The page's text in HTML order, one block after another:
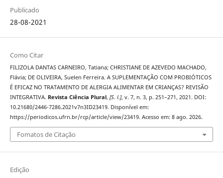
Publicado
28-08-2021
Como Citar
FILIZOLA DANTAS CARNEIRO, Tatiana; CHRISTIANE DE AZEVEDO MACHADO,
Flávia; DE OLIVEIRA, Suelen Ferreira. A SUPLEMENTAÇÃO COM PROBIÓTICOS
É EFICAZ NO TRATAMENTO DE ALERGIA ALIMENTAR EM CRIANÇAS? REVISÃO
INTEGRATIVA. Revista Ciência Plural, [S. l.], v. 7, n. 3, p. 251–271, 2021. DOI:
10.21680/2446-7286.2021v7n3ID23419. Disponível em:
https://periodicos.ufrn.br/rcp/article/view/23419. Acesso em: 8 ago. 2026.
Fomatos de Citação
Edição